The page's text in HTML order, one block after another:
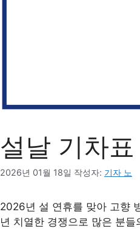
설날 기차
2026년 01월 18일 작성자: 기자 노
2026년 설 연휴를 맞아 고향
년 치열한 경쟁으로 많은 분